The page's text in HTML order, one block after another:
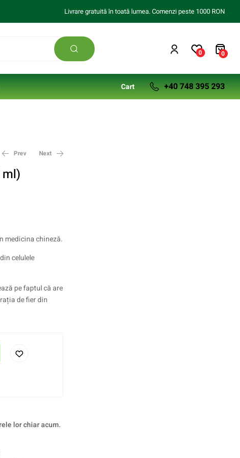
Livrare gratuită în toată lumea. Comenzi peste 1000 RON
0 0
Cart +40 748 395 293
Prev Next
medicina chineză.
celulele
pe faptul că are
de fier din
lor chiar acum.